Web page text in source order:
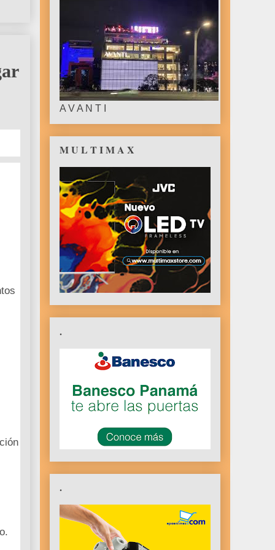
A V A N T I
M U L T I M A X
.
.